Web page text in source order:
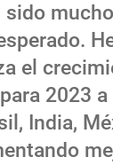
sido
el
2023
India,